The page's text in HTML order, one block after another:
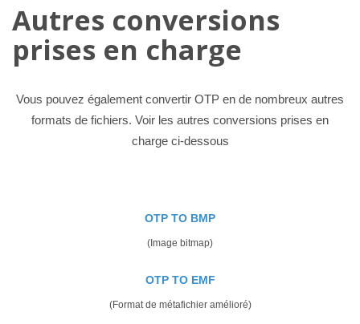
Autres conversions
prises en charge
Vous pouvez également convertir OTP en de nombreux autres
formats de fichiers. Voir les autres conversions prises en
charge ci-dessous
OTP TO BMP
(Image bitmap)
OTP TO EMF
(Format de métafichier amélioré)